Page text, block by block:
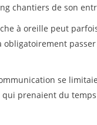
chantiers de son
à oreille peut
se
prenaient du